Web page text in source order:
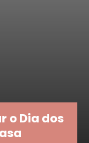
o Dia dos